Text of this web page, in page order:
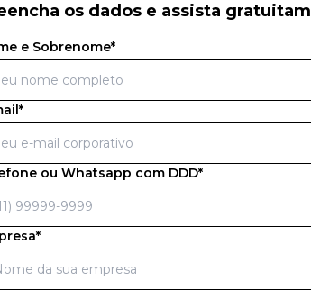
os dados e assista
e Sobrenome*
ou Whatsapp com DDD*